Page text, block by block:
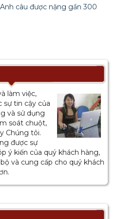
câu được nặng gần 300
làm việc,
sự tin cậy của
và sử dụng
soát chuột,
Chúng tôi.
được sự
ý kiến của quý khách hàng,
và cung cấp cho quý khách